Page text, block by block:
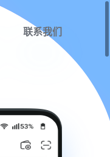
联系我们